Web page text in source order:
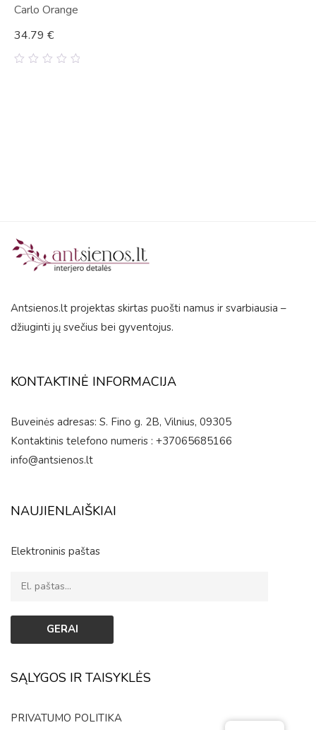
Carlo Orange
34.79 €
Antsienos.lt projektas skirtas puošti namus ir svarbiausia –
džiuginti jų svečius bei gyventojus.
KONTAKTINĖ INFORMACIJA
Buveinės adresas: S. Fino g. 2B, Vilnius, 09305
Kontaktinis telefono numeris : +37065685166
info@antsienos.lt
NAUJIENLAIŠKIAI
Elektroninis paštas
SĄLYGOS IR TAISYKLĖS
PRIVATUMO POLITIKA